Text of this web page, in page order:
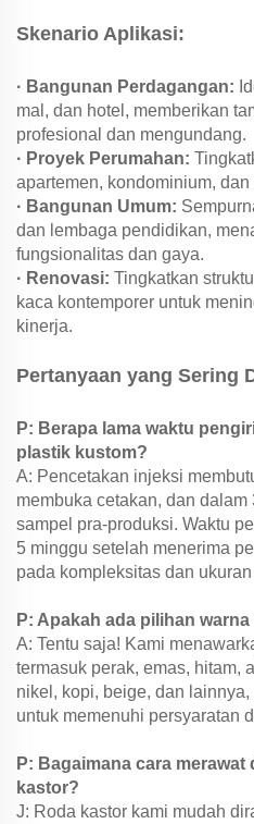
Skenario Aplikasi:
· Bangunan Perdagangan:
mal, dan hotel, memberikan
profesional dan mengundang.
· Proyek Perumahan:
apartemen, kondominium,
· Bangunan Umum:
dan lembaga pendidikan,
fungsionalitas dan gaya.
· Renovasi: Tingkatkan
kaca kontemporer untuk
kinerja.
Pertanyaan yang Sering
P: Berapa lama waktu
plastik kustom?
A: Pencetakan injeksi
membuka cetakan, dan
sampel pra-produksi. Waktu
5 minggu setelah menerima
pada kompleksitas dan
P: Apakah ada pilihan
A: Tentu saja! Kami
termasuk perak, emas, hitam,
nikel, kopi, beige, dan
untuk memenuhi persyaratan
P: Bagaimana cara
kastor?
J: Roda kastor kami mudah